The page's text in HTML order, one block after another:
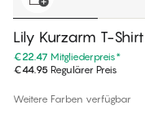
Lily Kurzarm T-Shirt
€22.47 Mitgliederpreis*
€44.95 Regulärer Preis
Weitere Farben verfügbar